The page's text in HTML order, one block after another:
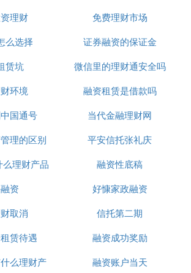
毕业，深耕2B领域近20年；CTO邱
有“美团云技术第一人”称号，是云计
络和美团负责业务和基础设施运维相
型企业云计算运维经验。这种同时
，由于创始团队在美团云期间服务于
手的深刻认识。看到混合云及多云的
到了企业在混合云及多云上的需求和
”理念。
理财
免费理财市场
么选择
证券融资的保证金
赁坑
微信里的理财通安全吗
环境
融资租赁是借款吗
国通号
当代金融理财网
理的区别
平安信托张礼庆
理财产品
融资性底稿
资
好慷家政融资
取消
信托第二期
赁待遇
融资成功奖励
么理财产
融资账户当天